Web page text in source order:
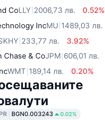
CoLLY 2006,73 лв.
0.52%
IncMU 1489,03 лв.
233,77 лв.
3.92%
Chase & CoJPM 606,01 лв.
WMT 189,14 лв. 0.20%
BGN0.003243 0.02%